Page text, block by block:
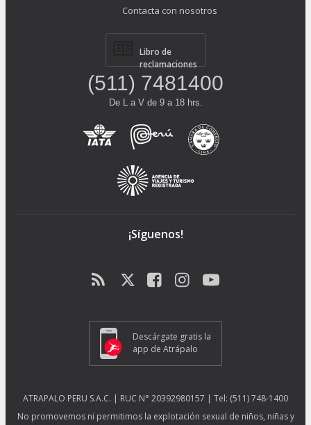
Contacta con nosotros
Libro de
reclamaciones
(511) 7481400
De L a V de 9 a 18 hrs.
¡Síguenos!
Descárgate gratis la
app de Atrápalo
ATRAPALO PERU S.A.C. | RUC N° 20392980157 | Tel: (511) 748-1400
No promovemos ni permitimos la explotación sexual de niños, niñas y